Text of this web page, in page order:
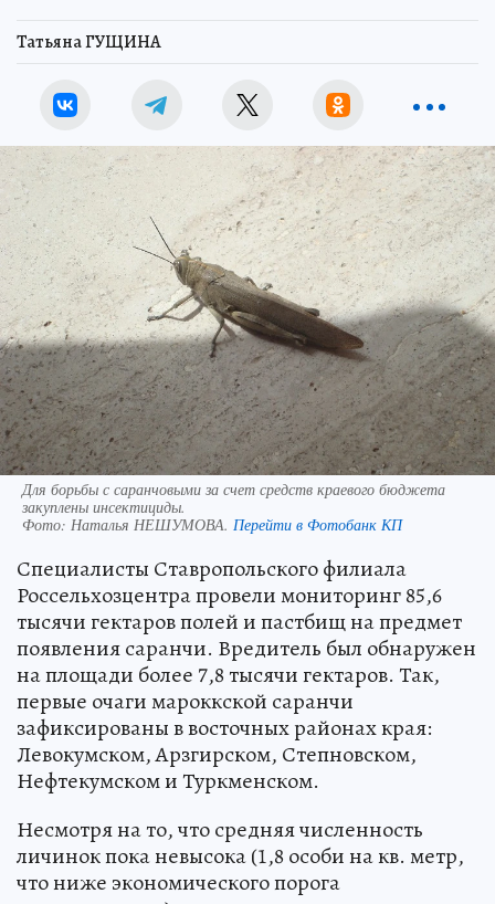
Татьяна ГУЩИНА
Для борьбы с саранчовыми за счет средств краевого бюджета
закуплены инсектициды.
Фото: Наталья НЕШУМОВА. Перейти в Фотобанк КП
Специалисты Ставропольского филиала
Россельхозцентра провели мониторинг 85,6
тысячи гектаров полей и пастбищ на предмет
появления саранчи. Вредитель был обнаружен
на площади более 7,8 тысячи гектаров. Так,
первые очаги мароккской саранчи
зафиксированы в восточных районах края:
Левокумском, Арзгирском, Степновском,
Нефтекумском и Туркменском.
Несмотря на то, что средняя численность
личинок пока невысока (1,8 особи на кв. метр,
что ниже экономического порога